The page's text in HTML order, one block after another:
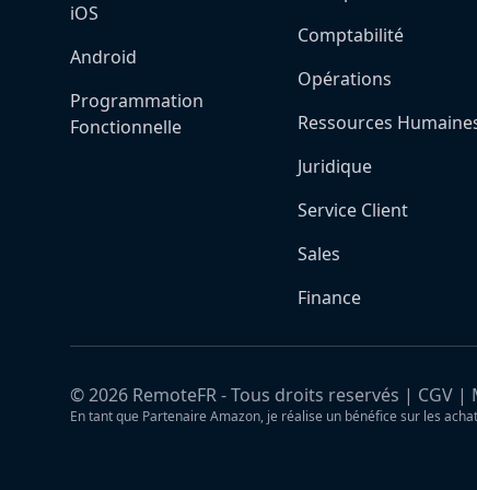
iOS
Android
Programmation
Fonctionnelle
Comptabilité
Opérations
Ressources
Juridique
Service Client
Sales
Finance
©2026 RemoteFR - Tous droits reservés | CGV |
En tant que Partenaire Amazon, je réalise un bénéfice sur les